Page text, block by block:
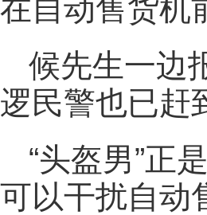
在自动售货机
候先生一边
逻民警也已赶
“头盔男”正
可以干扰自动